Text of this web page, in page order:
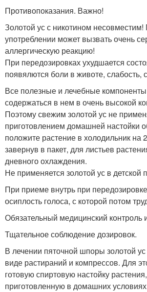
Противопоказания. Важно!
Золотой ус с никотином
употреблении может вызвать очень
аллергическую реакцию!
При передозировках ухудшается
появялются боли в животе, слабость,
Все полезные и лечебные
содержаться в нем в очень высокой
Поэтому свежим золотой ус не
приготовлением домашней настойки
положите растение в холодильник на
завернув в пакет, для листьев
дневного охлаждения.
Не применяется золотой ус в детской
При приеме внутрь при
осиплость голоса, с которой потом
Обязательный медицинский контроль
Тщательное соблюдение дозировок.
В лечении пяточной шпоры золотой
виде растираний и компрессов. Для
готовую спиртовую настойку
приготовленную в домашних